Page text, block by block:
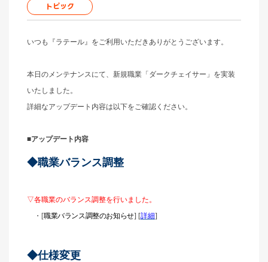
トピック
いつも『ラテール』をご利用いただきありがとうございます。
本日のメンテナンスにて、新規職業「ダークチェイサー」を実装
いたしました。
詳細なアップデート内容は以下をご確認ください。
■アップデート内容
◆職業バランス調整
▽各職業のバランス調整を行いました。
・ [職業バランス調整のお知らせ] [詳細]
◆仕様変更